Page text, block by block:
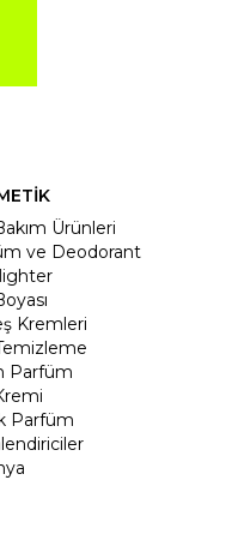
Ürünleri
ve Deodorant
Kremleri
Parfüm
Parfüm